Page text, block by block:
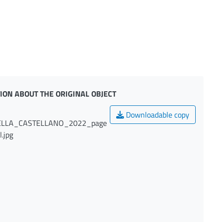
ABOUT THE ORIGINAL OBJECT
Downloadable copy